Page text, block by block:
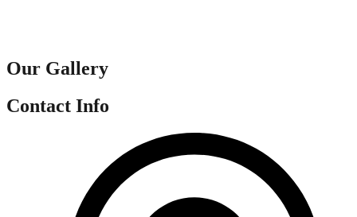
Our Gallery
Contact Info